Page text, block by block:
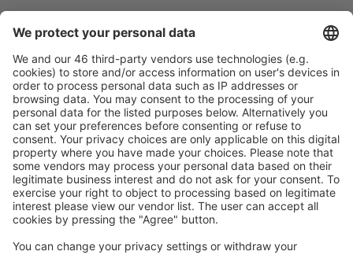
Schnell und einfach suchen
Angebot an Ihre Bedürfnisse angepasst.
Sicher planen
Buchen ohne Sorgen mit einer kostenlosen
Stornierungsoption.
Mehr sparen
Attraktive Preise und Spezialangebote für eingeloggte
Benutzer.